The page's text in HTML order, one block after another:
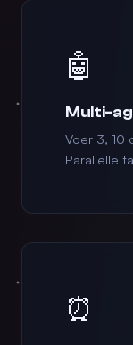
🤖
Multi-
Voer 3, 10
Parallelle
⏰